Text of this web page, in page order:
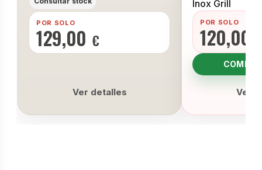
POR SOLO
129,00 €
Ver detalles
Inox Grill
POR SOLO
120,00
Ver